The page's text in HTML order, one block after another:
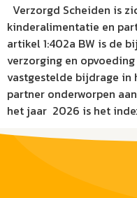
Verzorgd Scheiden is
kinderalimentatie en
artikel 1:402a BW is de
verzorging en
vastgestelde bijdrage in
partner onderworpen
het jaar 2026 is het